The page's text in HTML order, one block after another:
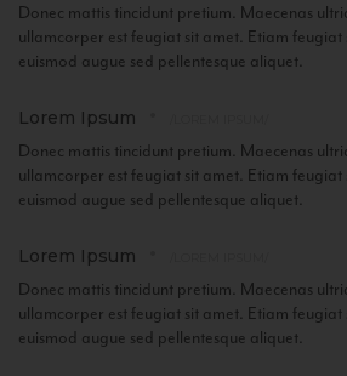
Donec mattis tincidunt pretium. Maecenas
ullamcorper est feugiat sit amet. Etiam
euismod augue sed pellentesque aliquet.
Lorem Ipsum
Donec mattis tincidunt pretium. Maecenas
ullamcorper est feugiat sit amet. Etiam
euismod augue sed pellentesque aliquet.
Lorem Ipsum
Donec mattis tincidunt pretium. Maecenas
ullamcorper est feugiat sit amet. Etiam
euismod augue sed pellentesque aliquet.